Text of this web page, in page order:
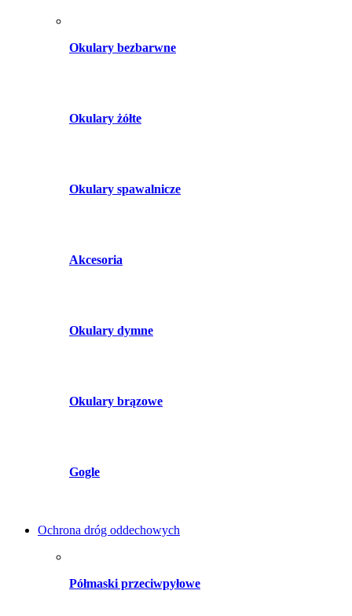
Okulary bezbarwne
Okulary żółte
Okulary spawalnicze
Akcesoria
Okulary dymne
Okulary brązowe
Gogle
Ochrona dróg oddechowych
Półmaski przeciwpyłowe